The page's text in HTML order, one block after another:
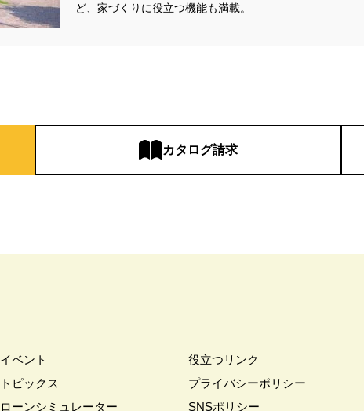
ど、家づくりに役立つ機能も満載。
カタログ請求
イベント
トピックス
ローンシミュレーター
役立つリンク
プライバシーポリシー
SNSポリシー